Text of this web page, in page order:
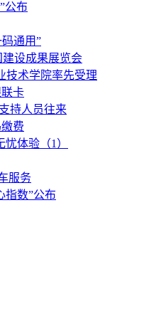
公布
通用”
设成果展览会
技术学院率先受理
卡
持人员往来
费
体验（1）
服务
指数”公布